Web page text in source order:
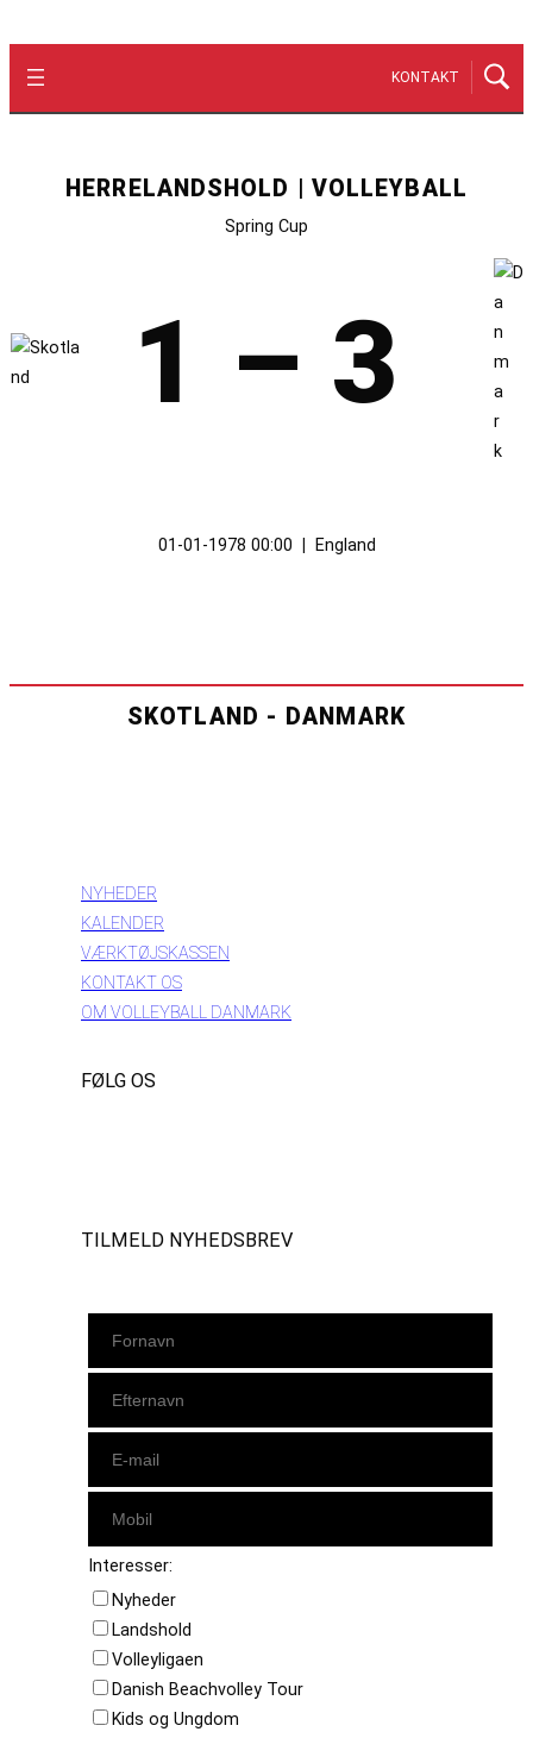
KONTAKT
HERRELANDSHOLD | VOLLEYBALL
Spring Cup
1 – 3
01-01-1978 00:00 England
SKOTLAND - DANMARK
NYHEDER
KALENDER
VÆRKTØJSKASSEN
KONTAKT OS
OM VOLLEYBALL DANMARK
FØLG OS
TILMELD NYHEDSBREV
Interesser:
Nyheder
Landshold
Volleyligaen
Danish Beachvolley Tour
Kids og Ungdom